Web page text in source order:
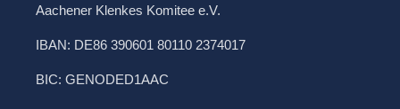
Aachener Klenkes Komitee e.V.
IBAN: DE86 390601 80110 2374017
BIC: GENODED1AAC